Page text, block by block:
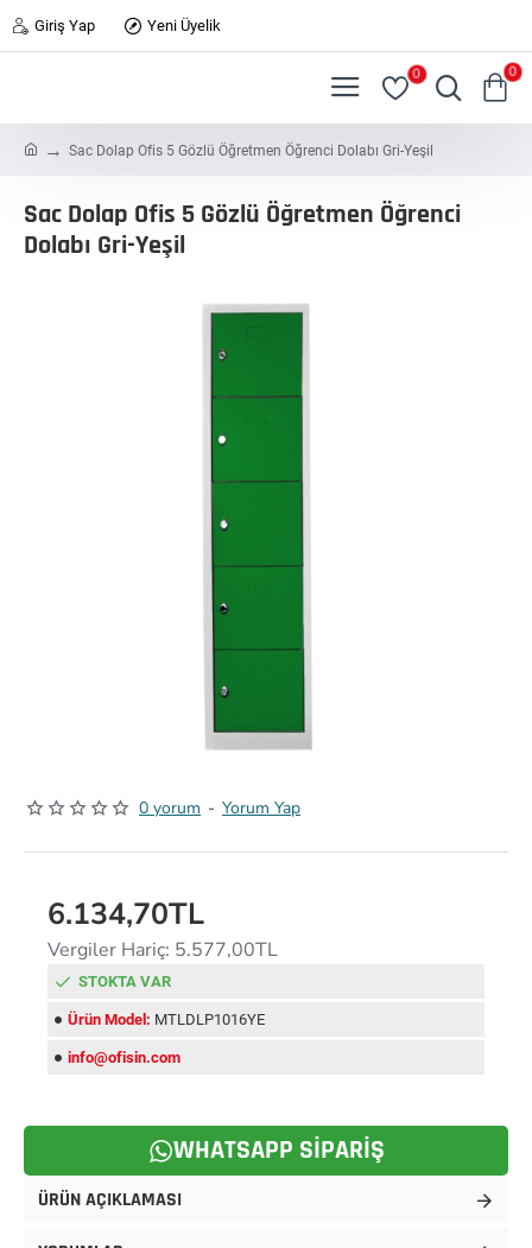
Giriş Yap Yeni Üyelik
0 0
e
Sac Dolap Ofis 5 Gözlü Öğretmen Öğrenci Dolabı Gri-Yeşil
Sac Dolap Ofis 5 Gözlü Öğretmen Öğrenci
Dolabı Gri-Yeşil
0 yorum - Yorum Yap
6.134,70TL
Vergiler Hariç: 5.577,00TL
STOKTA VAR
Ürün Model: MTLDLP1016YE
info@ofisin.com
WHATSAPP SIPARIŞ
ÜRÜN AÇIKLAMASI